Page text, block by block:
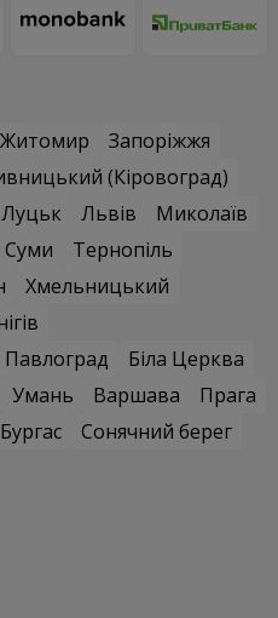
Житомир
Запоріжжя
(Кіровоград)
Луцьк Львів
Миколаїв
Суми
Тернопіль
Хмельницький
Павлоград
Біла Церква
Умань Варшава
Прага
Бургас
Сонячний берег